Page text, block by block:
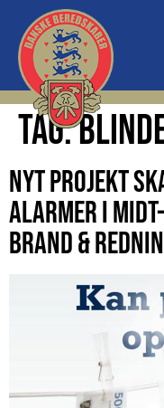
TAG:
NYT PROJEKT
ALARMER I
BRAND &